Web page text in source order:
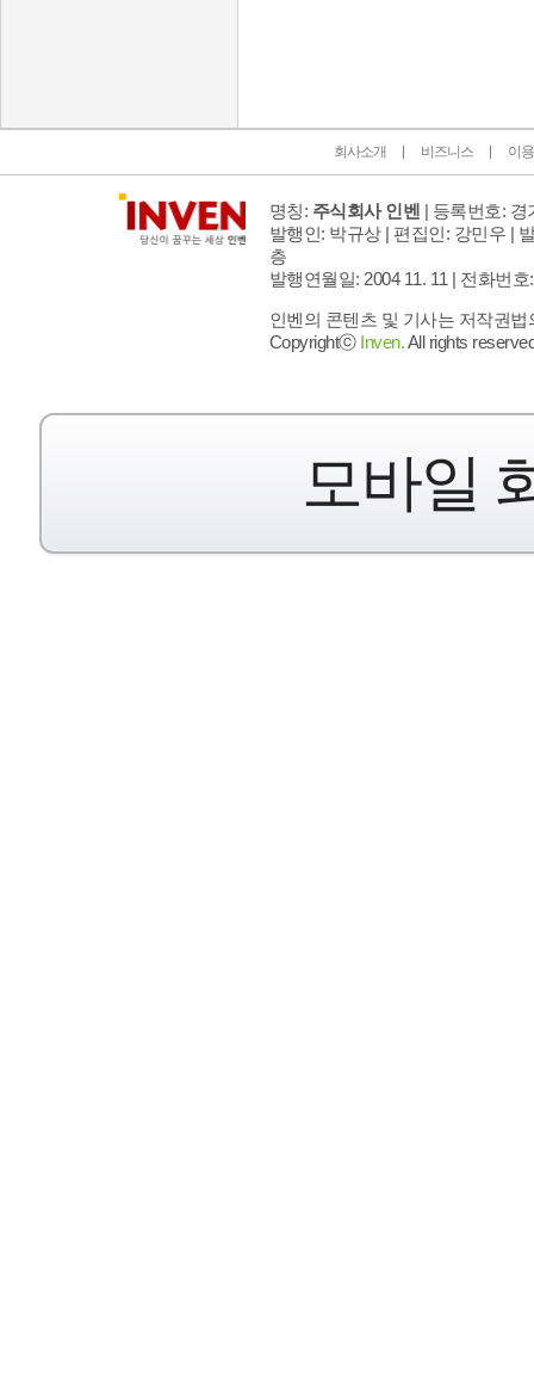
회사소개 비즈니스 이
명칭: 주식회사 인벤 | 등록번호: 경
발행인: 박규상 | 편집인: 강민우 |
층
발행연월일: 2004 11. 11 | 전화번호
인벤의 콘텐츠 및 기사는 저작권
Copyrightⓒ Inven.All rights
모바일